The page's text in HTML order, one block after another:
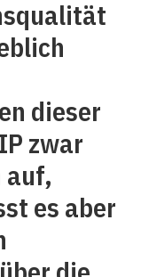
dieser
zwar
auf,
es aber